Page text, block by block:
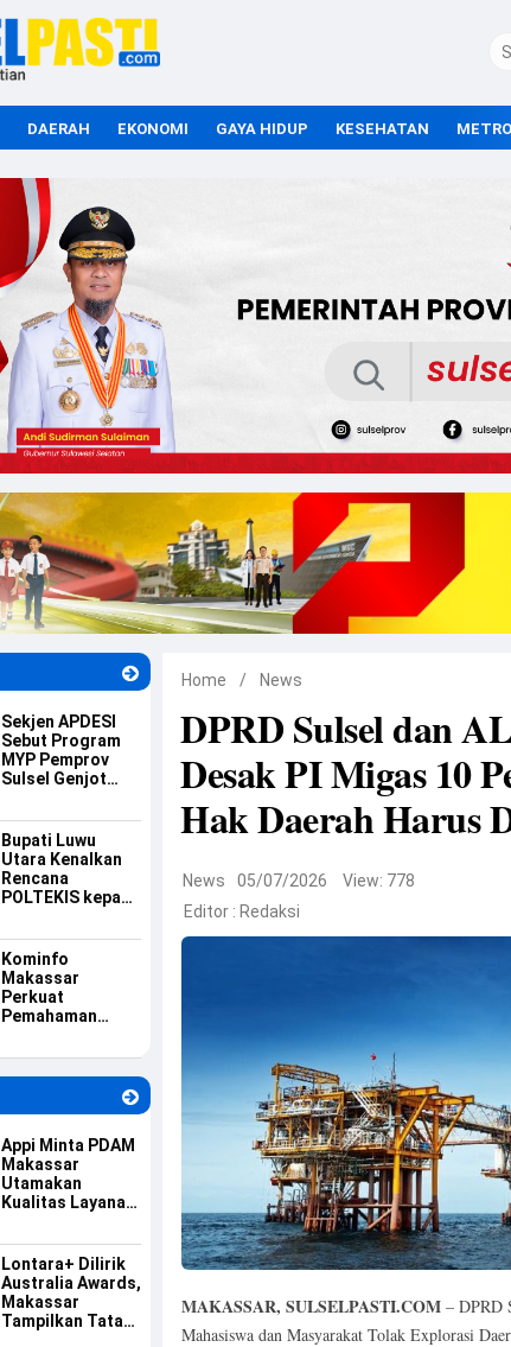
DAERAH EKONOMI GAYA HIDUP KESEHATAN METRO
Sekjen APDESI
Sebut Program
MYP Pemprov
Sulsel Genjot
Bupati Luwu
Utara Kenalkan
Rencana
POLTEKIS kepada
Raya di
Yogyakarta
Kominfo
Makassar
Perkuat
Pemahaman
Keamanan
Informasi
Appi Minta PDAM
Makassar
Utamakan
Kualitas Layanan
Likuiditas
Perusahaan
Lontara+ Dilirik
Australia Awards,
Makassar
Tampilkan Tata
Home / News
DPRD Sulsel dan
Desak PI Migas 10
Hak Daerah Harus
News 05/07/2026
View: 778
Editor : Redaksi
MAKASSAR, SULSELPASTI.COM – DPRD
Mahasiswa dan Masyarakat Tolak Explorasi